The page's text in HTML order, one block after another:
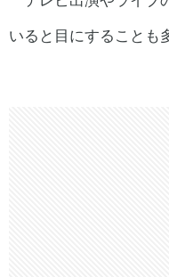
いると目にすることも